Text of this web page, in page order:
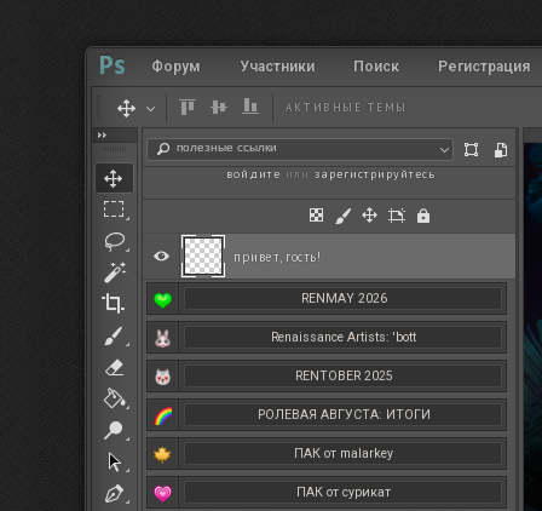
RENMAY 2026
Renaissance Artists: 'bott
RENTOBER 2025
РОЛЕВАЯ АВГУСТА: ИТОГИ
ПАК от malarkey
ПАК от сурикат
полезные ссылки
Форум Участники Поиск Регистрация
АКТИВНЫЕ ТЕМЫ
привет, гость!
войдите или зарегистрируйтесь